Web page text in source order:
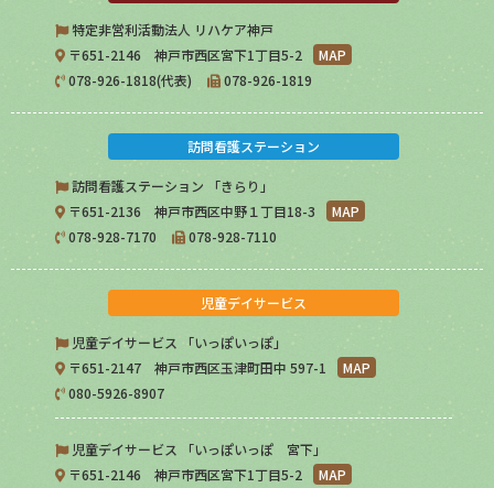
特定非営利活動法人 リハケア神戸
〒651-2146 神戸市西区宮下1丁目5-2
MAP
078-926-1818(代表)
078-926-1819
訪問看護ステーション
訪問看護ステーション 「きらり」
〒651-2136 神戸市西区中野１丁目18-3
MAP
078-928-7170
078-928-7110
児童デイサービス
児童デイサービス 「いっぽいっぽ」
〒651-2147 神戸市西区玉津町田中 597-1
MAP
080-5926-8907
児童デイサービス 「いっぽいっぽ 宮下」
〒651-2146 神戸市西区宮下1丁目5-2
MAP